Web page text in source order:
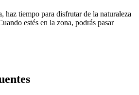
haz tiempo para disfrutar de la naturaleza
estés en la zona, podrás pasar